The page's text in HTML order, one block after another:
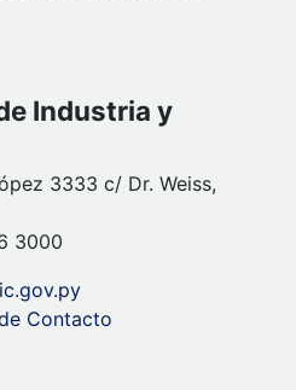
Industria y
3333 c/ Dr. Weiss,
3000
Contacto